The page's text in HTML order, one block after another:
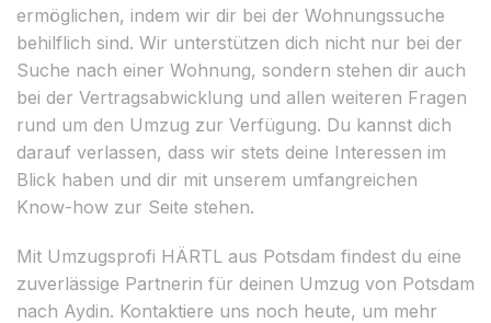
ermöglichen, indem wir dir bei der Wohnungssuche
behilflich sind. Wir unterstützen dich nicht nur bei der
Suche nach einer Wohnung, sondern stehen dir auch
bei der Vertragsabwicklung und allen weiteren Fragen
rund um den Umzug zur Verfügung. Du kannst dich
darauf verlassen, dass wir stets deine Interessen im
Blick haben und dir mit unserem umfangreichen
Know-how zur Seite stehen.
Mit Umzugsprofi HÄRTL aus Potsdam findest du eine
zuverlässige Partnerin für deinen Umzug von Potsdam
nach Aydin. Kontaktiere uns noch heute, um mehr